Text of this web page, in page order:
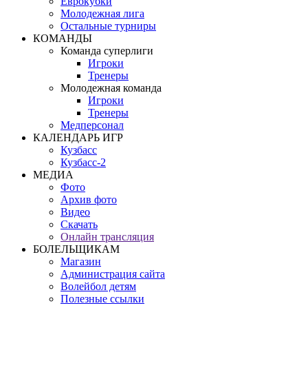
Молодежная лига
Остальные турниры
КОМАНДЫ
Команда суперлиги
Игроки
Тренеры
Молодежная команда
Игроки
Тренеры
Медперсонал
КАЛЕНДАРЬ ИГР
Кузбасс
Кузбасс-2
МЕДИА
Фото
Архив фото
Видео
Скачать
Онлайн трансляция
БОЛЕЛЬЩИКАМ
Магазин
Администрация сайта
Волейбол детям
Полезные ссылки